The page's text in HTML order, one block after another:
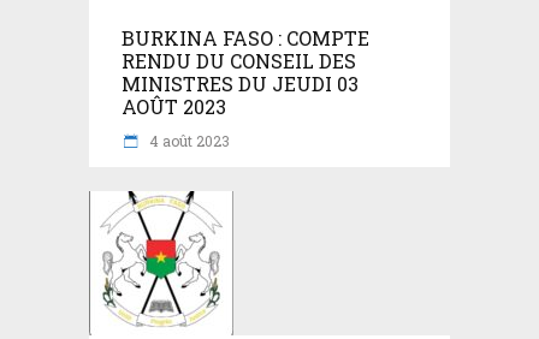
BURKINA FASO : COMPTE
RENDU DU CONSEIL DES
MINISTRES DU JEUDI 03
AOÛT 2023
4 août 2023